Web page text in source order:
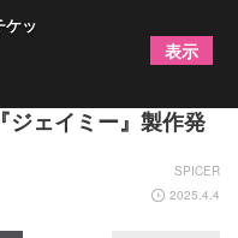
）ら18名が劇中より
ェイミー』製作発
SPICER
2025.4.4
ケッ
表示